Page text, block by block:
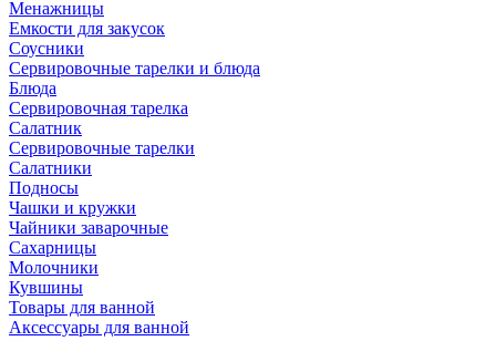
Менажницы
Емкости для закусок
Соусники
Сервировочные тарелки и блюда
Блюда
Сервировочная тарелка
Салатник
Сервировочные тарелки
Салатники
Подносы
Чашки и кружки
Чайники заварочные
Сахарницы
Молочники
Кувшины
Товары для ванной
Аксессуары для ванной